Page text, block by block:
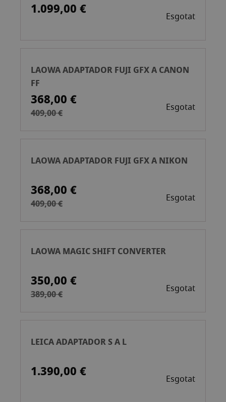
1.099,00 € Esgotat
LAOWA ADAPTADOR FUJI GFX A CANON
FF
368,00 €
409,00 € Esgotat
LAOWA ADAPTADOR FUJI GFX A NIKON
368,00 €
409,00 € Esgotat
LAOWA MAGIC SHIFT CONVERTER
350,00 €
389,00 € Esgotat
LEICA ADAPTADOR S A L
1.390,00 € Esgotat